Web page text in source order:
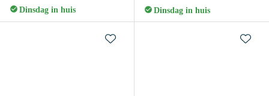
Dinsdag in huis Dinsdag in huis